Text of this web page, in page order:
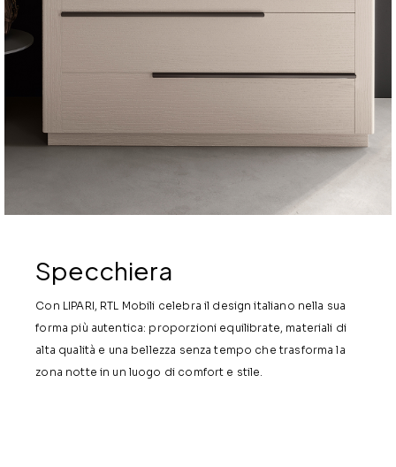
Specchiera
Con LIPARI, RTL Mobili celebra il design italiano nella sua
forma più autentica: proporzioni equilibrate, materiali di
alta qualità e una bellezza senza tempo che trasforma la
zona notte in un luogo di comfort e stile.